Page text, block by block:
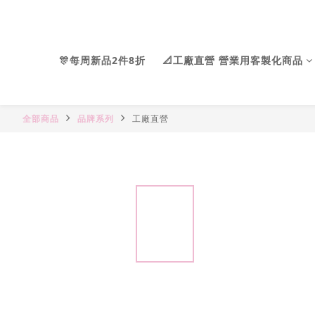
🎊每周新品2件8折 📐工廠直營 營業用客製化商品
全部商品 品牌系列 工廠直營